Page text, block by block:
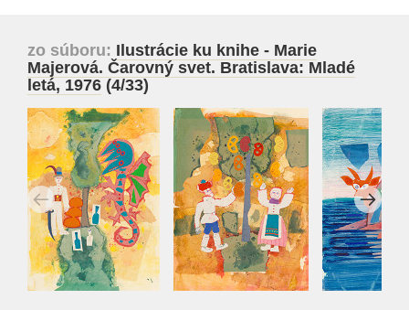
zo súboru: Ilustrácie ku knihe - Marie
Majerová. Čarovný svet. Bratislava: Mladé
letá, 1976 (4/33)